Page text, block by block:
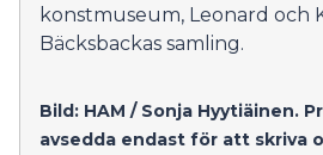
konstmuseum, Leonard och
Bäcksbackas samling.
Bild: HAM / Sonja Hyytiäinen.
avsedda endast för att skriva